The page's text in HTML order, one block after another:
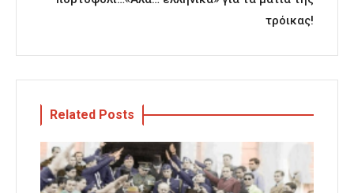
τρόικας!
Related Posts